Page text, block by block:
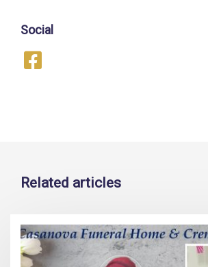
Social
Related articles